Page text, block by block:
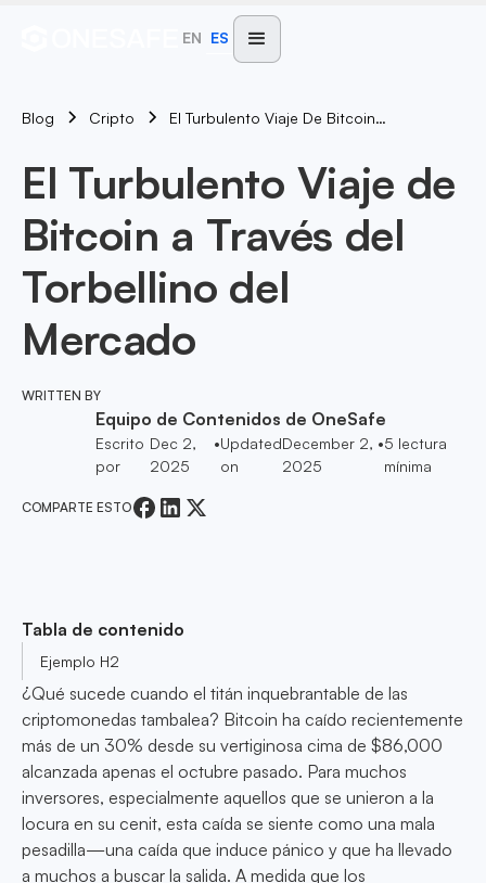
EN ES
Blog Cripto El Turbulento Viaje De Bitcoin A Través Del Torbellino Del Mercado
El Turbulento Viaje de
Bitcoin a Través del
Torbellino del
Mercado
WRITTEN BY
Equipo de Contenidos de OneSafe
Escrito
por
Dec 2,
2025
•Updated
on
December 2,
2025
•5 lectura
mínima
COMPARTE ESTO
Tabla de contenido
Ejemplo H2
¿Qué sucede cuando el titán inquebrantable de las
criptomonedas tambalea? Bitcoin ha caído recientemente
más de un 30% desde su vertiginosa cima de $86,000
alcanzada apenas el octubre pasado. Para muchos
inversores, especialmente aquellos que se unieron a la
locura en su cenit, esta caída se siente como una mala
pesadilla—una caída que induce pánico y que ha llevado
a muchos a buscar la salida. A medida que los